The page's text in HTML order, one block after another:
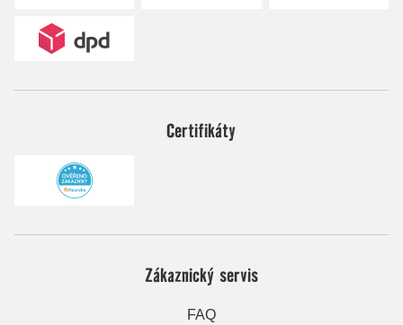
Certifikáty
Zákaznický servis
FAQ